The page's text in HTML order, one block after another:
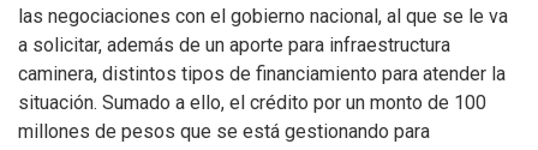
las negociaciones con el gobierno nacional, al que se le va
a solicitar, además de un aporte para infraestructura
caminera, distintos tipos de financiamiento para atender la
situación. Sumado a ello, el crédito por un monto de 100
millones de pesos que se está gestionando para